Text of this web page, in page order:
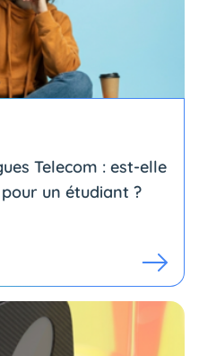
Telecom : est-elle
un étudiant ?